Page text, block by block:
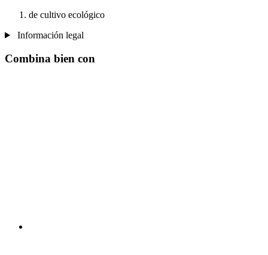
de cultivo ecológico
Información legal
Combina bien con